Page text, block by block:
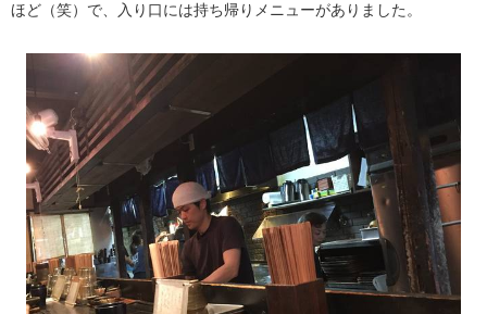
ほど（笑）で、入り口には持ち帰りメニューがありました。